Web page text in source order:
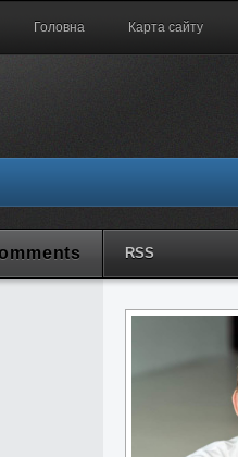
Головна Карта сайту
RSS